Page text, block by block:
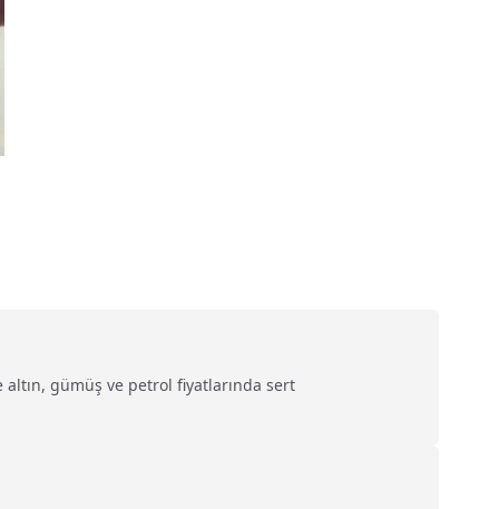
gümüş ve petrol fiyatlarında sert